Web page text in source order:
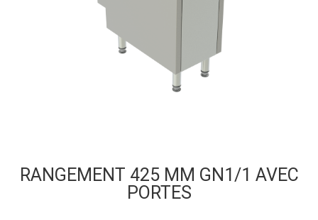
RANGEMENT 425 MM GN1/1 AVEC
PORTES